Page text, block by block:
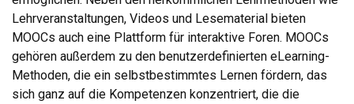
Lehrveranstaltungen, Videos und Lesematerial bieten
MOOCs auch eine Plattform für interaktive Foren. MOOCs
gehören außerdem zu den benutzerdefinierten eLearning-
Methoden, die ein selbstbestimmtes Lernen fördern, das
sich ganz auf die Kompetenzen konzentriert, die die